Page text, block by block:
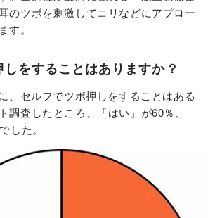
のツボを刺激してコリなどにアプロー
す。
をすることはありますか？
、セルフでツボ押しをすることはある
調査したところ、「はい」が60％、
した。